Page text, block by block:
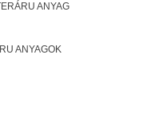
ANYAG
ANYAGOK